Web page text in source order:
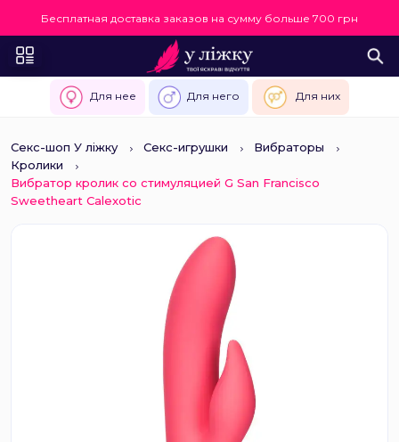
Бесплатная доставка заказов на сумму больше 700 грн
Для нее Для него Для них
Секс-шоп У ліжку Секс-игрушки
Вибраторы
Кролики
Вибратор кролик со стимуляцией G San Francisco
Sweetheart Calexotic